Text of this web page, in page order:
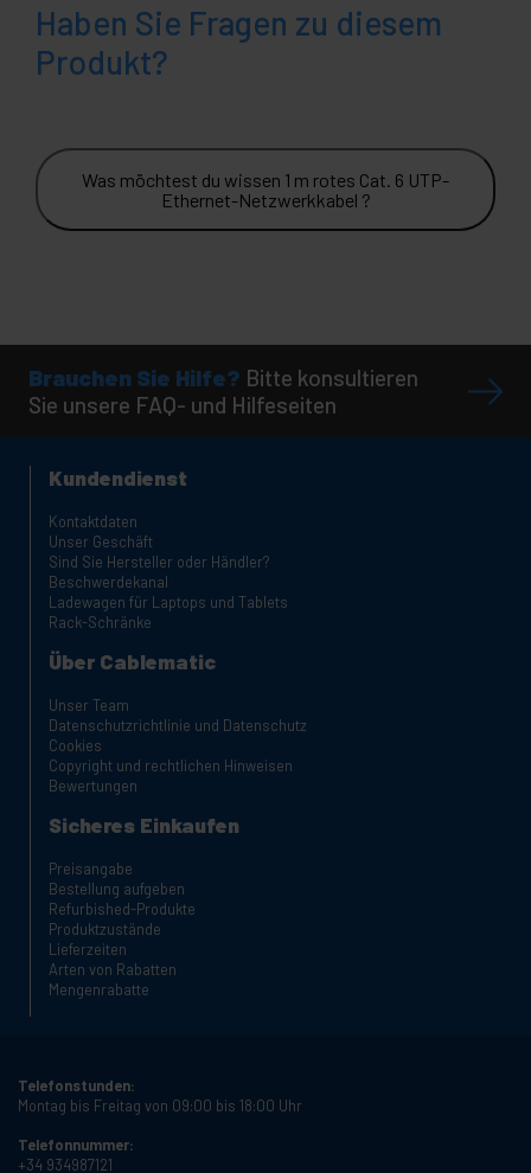
Haben Sie Fragen zu diesem
Produkt?
Was möchtest du wissen 1 m rotes Cat. 6 UTP-
Ethernet-Netzwerkkabel ?
Brauchen Sie Hilfe? Bitte konsultieren
Sie unsere FAQ- und Hilfeseiten
Kundendienst
Kontaktdaten
Unser Geschäft
Sind Sie Hersteller oder Händler?
Beschwerdekanal
Ladewagen für Laptops und Tablets
Rack-Schränke
Über Cablematic
Unser Team
Datenschutzrichtlinie und Datenschutz
Cookies
Copyright und rechtlichen Hinweisen
Bewertungen
Sicheres Einkaufen
Preisangabe
Bestellung aufgeben
Refurbished-Produkte
Produktzustände
Lieferzeiten
Arten von Rabatten
Mengenrabatte
Telefonstunden:
Montag bis Freitag von 09:00 bis 18:00 Uhr
Telefonnummer:
+34 934987121